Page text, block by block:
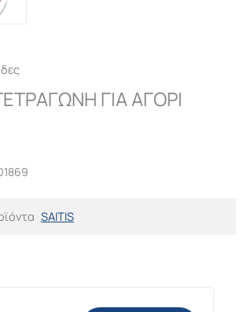
ΓΙΑ ΑΓΟΡΙ
SAITIS